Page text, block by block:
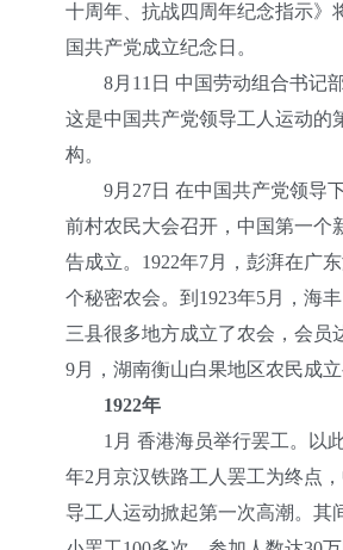
十周年、抗战四周年纪念指示》
国共产党成立纪念日。
8月11日 中国劳动组合书记部
这是中国共产党领导工人运动的
构。
9月27日 在中国共产党领导
前村农民大会召开，中国第一个
告成立。1922年7月，彭湃在广
个秘密农会。到1923年5月，海
三县很多地方成立了农会，会员
9月，湖南衡山白果地区农民成立
1922年
1月 香港海员举行罢工。以此
年2月京汉铁路工人罢工为终点
导工人运动掀起第一次高潮。其